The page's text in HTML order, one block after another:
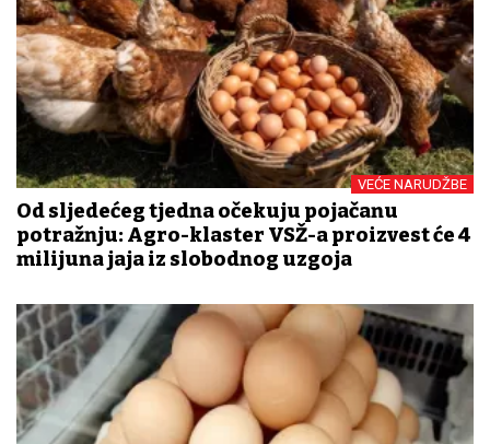
VEĆE NARUDŽBE
Od sljedećeg tjedna očekuju pojačanu
potražnju: Agro-klaster VSŽ-a proizvest će 4
milijuna jaja iz slobodnog uzgoja